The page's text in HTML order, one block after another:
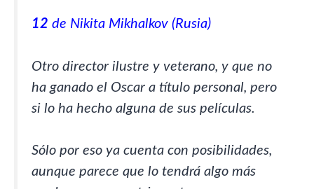
12 de Nikita Mikhalkov (Rusia)
Otro director ilustre y veterano, y que no
ha ganado el Oscar a título personal, pero
si lo ha hecho alguna de sus películas.
Sólo por eso ya cuenta con posibilidades,
aunque parece que lo tendrá algo más